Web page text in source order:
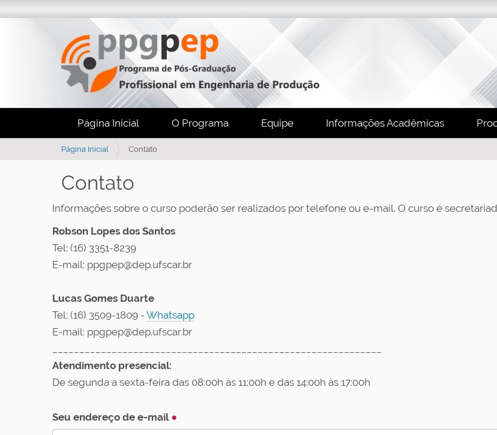
Página Inicial O Programa Equipe Informações Acadêmicas
V
ê
s
á
a
q
:
Página Inicial Contato
Contato
Informações sobre o curso poderão ser realizados por telefone ou e-mail. O curso é
Robson Lopes dos Santos
Tel: (16) 3351-8239
E-mail: ppgpep@dep.ufscar.br
Lucas Gomes Duarte
Tel: (16) 3509-1809 - Whatsapp
E-mail: ppgpep@dep.ufscar.br
Atendimento presencial:
De segunda a sexta-feira das 08:00h às 11:00h e das 14:00h às 17:00h
Seu endereço de e-mail